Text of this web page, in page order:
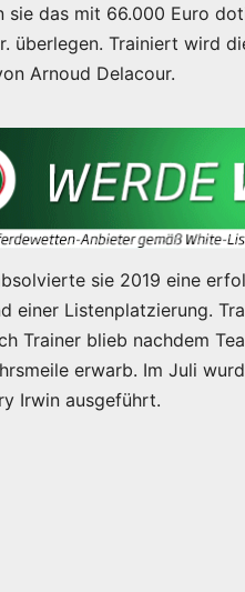
sie das mit 66.000 Euro
überlegen. Trainiert wird
Arnoud Delacour.
sie 2019 eine
einer Listenplatzierung.
Trainer blieb nachdem
erwarb. Im Juli
Irwin ausgeführt.